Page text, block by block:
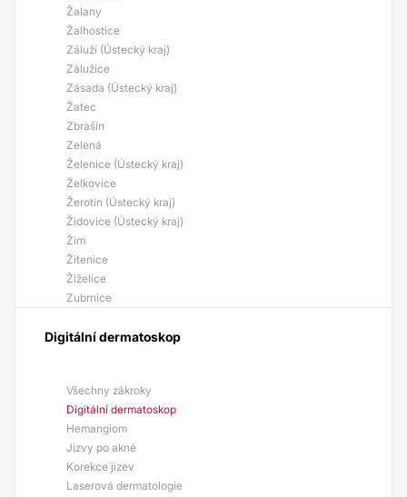
Žalany
Žalhostice
Záluží (Ústecký kraj)
Zálužice
Zásada (Ústecký kraj)
Žatec
Zbrašín
Zelená
Želenice (Ústecký kraj)
Želkovice
Žerotín (Ústecký kraj)
Židovice (Ústecký kraj)
Žim
Žitenice
Žiželice
Zubrnice
Digitální dermatoskop
Všechny zákroky
Digitální dermatoskop
Hemangiom
Jizvy po akné
Korekce jizev
Laserová dermatologie